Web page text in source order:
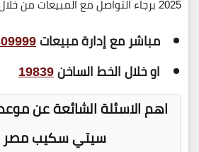
2025 برجاء التواصل مع المبيعات من خلال :-
مباشر مع إدارة مبيعات
او خلال الخط الساخن19839
اهم الاسئلة الشائعة عن
سيتي سكيب مصر 2025